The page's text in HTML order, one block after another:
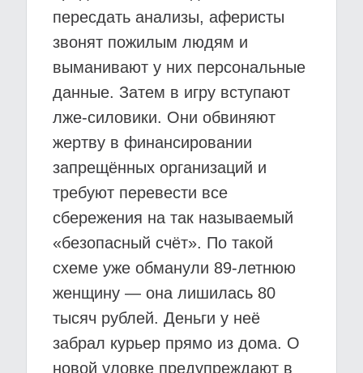
пересдать анализы, аферисты
звонят пожилым людям и
выманивают у них персональные
данные. Затем в игру вступают
лже-силовики. Они обвиняют
жертву в финансировании
запрещённых организаций и
требуют перевести все
сбережения на так называемый
«безопасный счёт». По такой
схеме уже обманули 89-летнюю
женщину — она лишилась 80
тысяч рублей. Деньги у неё
забрал курьер прямо из дома. О
новой уловке предупреждают в